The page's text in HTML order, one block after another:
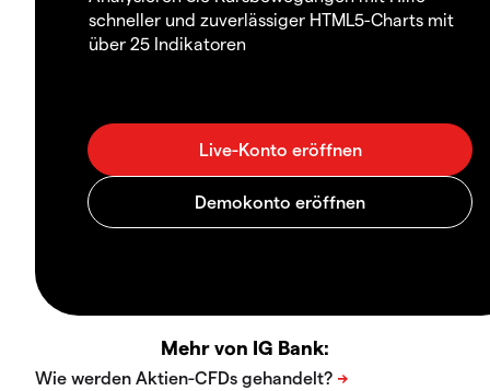
schneller und zuverlässiger HTML5-Charts mit
über 25 Indikatoren
Mehr von IG Bank: